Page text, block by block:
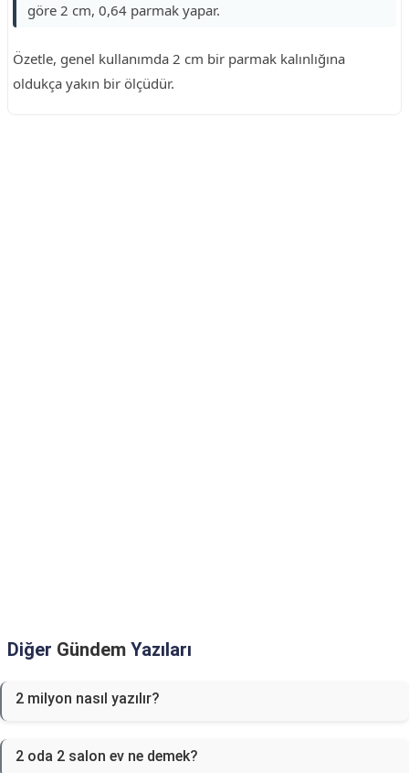
göre 2 cm, 0,64 parmak yapar.
Özetle, genel kullanımda 2 cm bir parmak kalınlığına
oldukça yakın bir ölçüdür.
Diğer Gündem Yazıları
2 milyon nasıl yazılır?
2 oda 2 salon ev ne demek?